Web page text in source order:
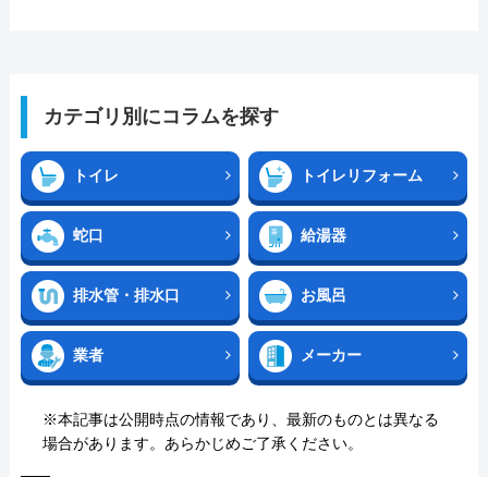
カテゴリ別にコラムを探す
トイレ トイレリフォーム
蛇口 給湯器
排水管・排水口 お風呂
業者 メーカー
※本記事は公開時点の情報であり、最新のものとは異なる
場合があります。あらかじめご了承ください。